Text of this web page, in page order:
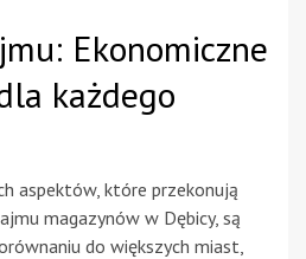
Ekonomiczne
każdego
aspektów, które przekonują
magazynów w Dębicy, są
do większych miast,